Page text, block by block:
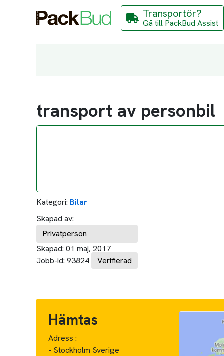
Transportör?
Gå till PackBud Assist
transport av personbil
Kategori: Bilar
Skapad av:
Privatperson
Skapad: 01 maj, 2017
Jobb-id: 93824 Verifierad
Hämtas
Adress :
- Stockholm Sverige